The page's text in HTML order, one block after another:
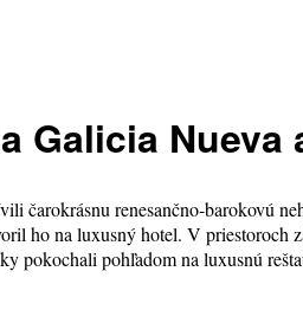
Galicia
čarokrásnu renesančno-barokovú
ho na luxusný hotel. V
pokochali pohľadom na luxusnú